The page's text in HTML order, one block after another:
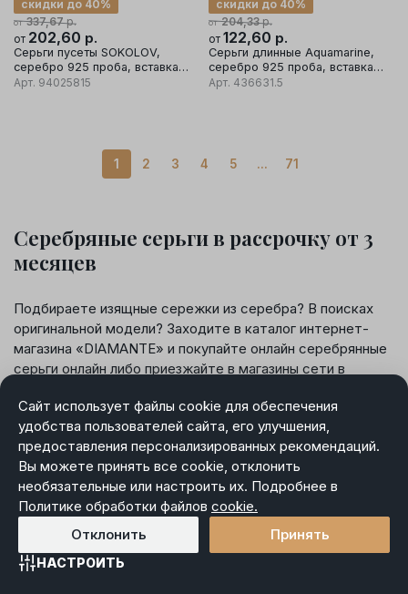
от 337,67р.
скидки до 40%
от 202,60 р.
Серьги пусеты SOKOLOV,
серебро 925 проба, вставка
фианит
Арт. 94025815
от 204,33р.
скидки до 40%
от 122,60 р.
Серьги длинные Aquamarine,
серебро 925 проба, вставка
фианит
Арт. 436631.5
1 2 3 4 5 ... 71
Серебряные серьги в рассрочку от 3
месяцев
Подбираете изящные сережки из серебра? В поисках
оригинальной модели? Заходите в каталог интернет-
магазина «DIAMANTE» и покупайте онлайн серебрянные
серьги онлайн либо приезжайте в магазины сети в
серьги на любой вкус:
с геометрическими фигурами и абстрактным
рисунком;
с орнаментом и росписью эмалью;
без вставок или украшенные топазом, фианитом,
жемчугом, кристаллами Swarovski.
Сайт использует файлы cookie для обеспечения
удобства пользователей сайта, его улучшения,
предоставления персонализированных рекомендаций.
Вы можете принять все cookie, отклонить
необязательные или настроить их. Подробнее в
Политике обработки файлов cookie.
НАСТРОИТЬ
Отклонить Принять